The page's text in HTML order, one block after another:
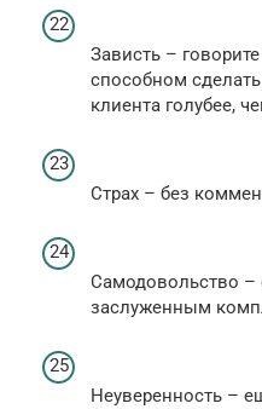
Зависть –
способном
клиента голубее,
Страх – без
Самодовольство –
заслуженным
Неуверенность –